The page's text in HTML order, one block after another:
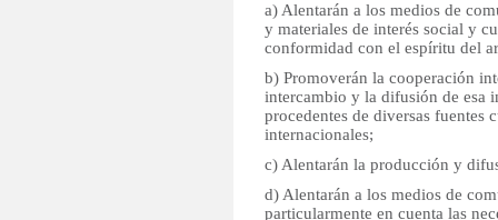
a) Alentarán a los medios de
y materiales de interés social y
conformidad con el espíritu del
b) Promoverán la cooperación
intercambio y la difusión de esa
procedentes de diversas fuentes
internacionales;
c) Alentarán la producción y
d) Alentarán a los medios de
particularmente en cuenta las